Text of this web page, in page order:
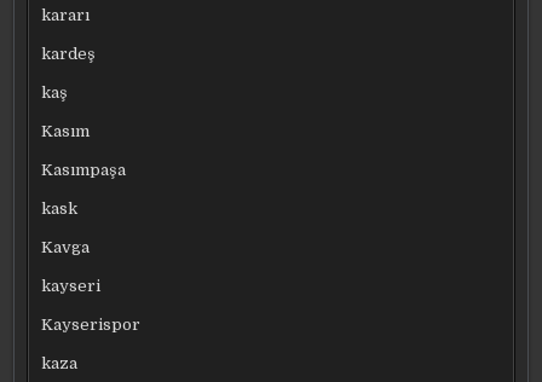
kararı
kardeş
kaş
Kasım
Kasımpaşa
kask
Kavga
kayseri
Kayserispor
kaza